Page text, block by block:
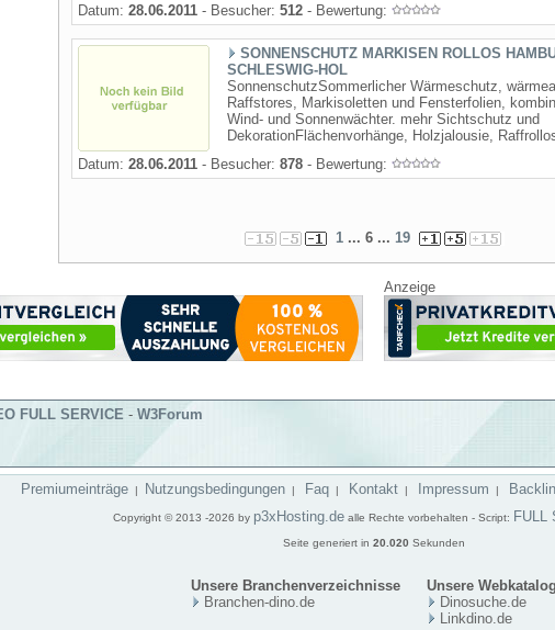
Datum: 28.06.2011 - Besucher: 512 - Bewertung:
SONNENSCHUTZ MARKISEN ROLLOS
SCHLESWIG-HOL
SonnenschutzSommerlicher Wärmeschutz,
Raffstores, Markisoletten und Fensterfolien,
Wind- und Sonnenwächter. mehr Sichtschutz und
DekorationFlächenvorhänge, Holzjalousie,
Datum: 28.06.2011 - Besucher: 878 - Bewertung:
1 ... 6 ... 19
Anzeige
FULL SERVICE - W3Forum
Premiumeinträge| Nutzungsbedingungen| Faq| Kontakt| Impressum |
Copyright © 2013 -2026 by p3xHosting.dealle Rechte vorbehalten - Script: FULL
Seite generiert in 20.020 Sekunden
Unsere Branchenverzeichnisse Unsere
Branchen-dino.de
Dinosuche.de
Linkdino.de